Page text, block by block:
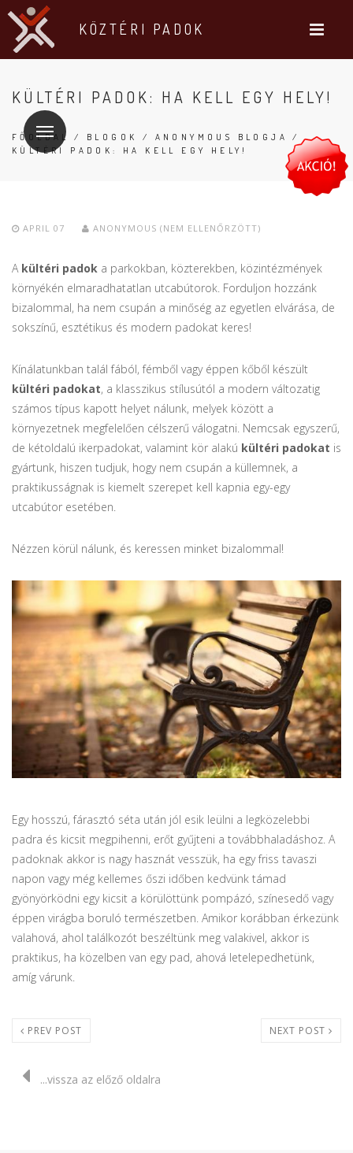
KÖZTÉRI PADOK
KÜLTÉRI PADOK: HA KELL EGY HELY!
FŐOLDAL / BLOGOK / ANONYMOUS BLOGJA
/
KÜLTÉRI PADOK: HA KELL EGY HELY!
APRIL 07 ANONYMOUS (NEM ELLENŐRZÖTT)
A kültéri padok a parkokban, közterekben, közintézmények
környékén elmaradhatatlan utcabútorok. Forduljon hozzánk
bizalommal, ha nem csupán a minőség az egyetlen elvárása, de
sokszínű, esztétikus és modern padokat keres!
Kínálatunkban talál fából, fémből vagy éppen kőből készült
kültéri padokat, a klasszikus stílusútól a modern változatig
számos típus kapott helyet nálunk, melyek között a
környezetnek megfelelően célszerű válogatni. Nemcsak egyszerű,
de kétoldalú ikerpadokat, valamint kör alakú kültéri padokat is
gyártunk, hiszen tudjuk, hogy nem csupán a küllemnek, a
praktikusságnak is kiemelt szerepet kell kapnia egy-egy
utcabútor esetében.
Nézzen körül nálunk, és keressen minket bizalommal!
Egy hosszú, fárasztó séta után jól esik leülni a legközelebbi
padra és kicsit megpihenni, erőt gyűjteni a továbbhaladáshoz. A
padoknak akkor is nagy hasznát vesszük, ha egy friss tavaszi
napon vagy még kellemes őszi időben kedvünk támad
gyönyörködni egy kicsit a körülöttünk pompázó, színesedő vagy
éppen virágba boruló természetben. Amikor korábban érkezünk
valahová, ahol találkozót beszéltünk meg valakivel, akkor is
praktikus, ha közelben van egy pad, ahová letelepedhetünk,
amíg várunk.
PREV POST NEXT POST
...vissza az előző oldalra